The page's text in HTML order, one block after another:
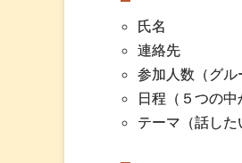
氏名
連絡先
参加人数（グル
日程（５つの中
テーマ（話した